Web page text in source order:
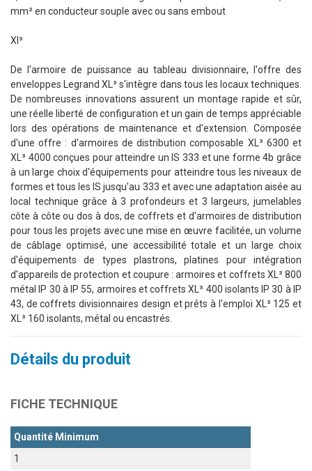
mm² en conducteur souple avec ou sans embout
Xl³
De l'armoire de puissance au tableau divisionnaire, l'offre des
enveloppes Legrand XL³ s'intègre dans tous les locaux techniques.
De nombreuses innovations assurent un montage rapide et sûr,
une réelle liberté de configuration et un gain de temps appréciable
lors des opérations de maintenance et d'extension. Composée
d'une offre : d'armoires de distribution composable XL³ 6300 et
XL³ 4000 conçues pour atteindre un IS 333 et une forme 4b grâce
à un large choix d'équipements pour atteindre tous les niveaux de
formes et tous les IS jusqu'au 333 et avec une adaptation aisée au
local technique grâce à 3 profondeurs et 3 largeurs, jumelables
côte à côte ou dos à dos, de coffrets et d'armoires de distribution
pour tous les projets avec une mise en œuvre facilitée, un volume
de câblage optimisé, une accessibilité totale et un large choix
d'équipements de types plastrons, platines pour intégration
d'appareils de protection et coupure : armoires et coffrets XL³ 800
métal IP 30 à IP 55, armoires et coffrets XL³ 400 isolants IP 30 à IP
43, de coffrets divisionnaires design et prêts à l'emploi XL³ 125 et
XL³ 160 isolants, métal ou encastrés.
Détails du produit
FICHE TECHNIQUE
Quantité Minimum
1